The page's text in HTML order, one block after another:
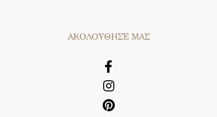
AΚΟΛΟΥΘΗΣΕ ΜΑΣ